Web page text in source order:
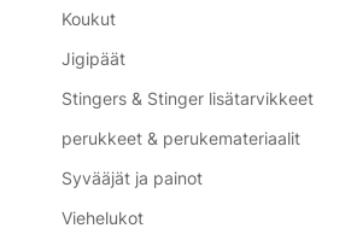
Koukut
Jigipäät
Stingers & Stinger lisätarvikkeet
perukkeet & perukemateriaalit
Syvääjät ja painot
Viehelukot